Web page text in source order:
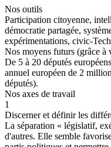
Nos outils
Participation citoyenne,
démocratie partagée,
expérimentations, civic-
Nos moyens futurs (grâce à
De 5 à 20 députés
annuel européen de 2
députés).
Nos axes de travail
1
Discerner et définir les
La séparation « législatif,
d'autres. Elle semble